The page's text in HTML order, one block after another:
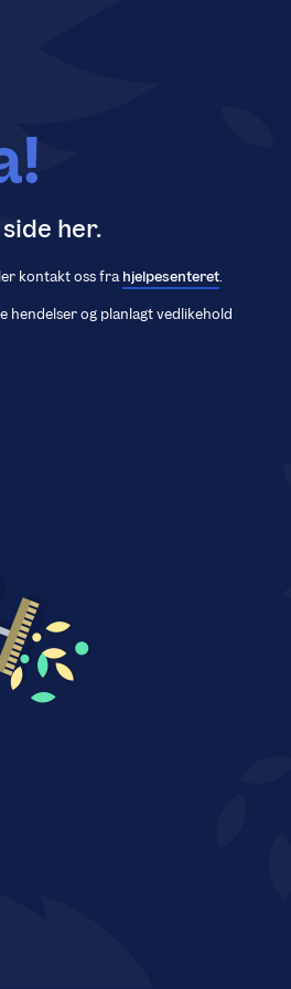
her.
kontakt oss frahjelpesenteret.
hendelser og planlagt vedlikehold